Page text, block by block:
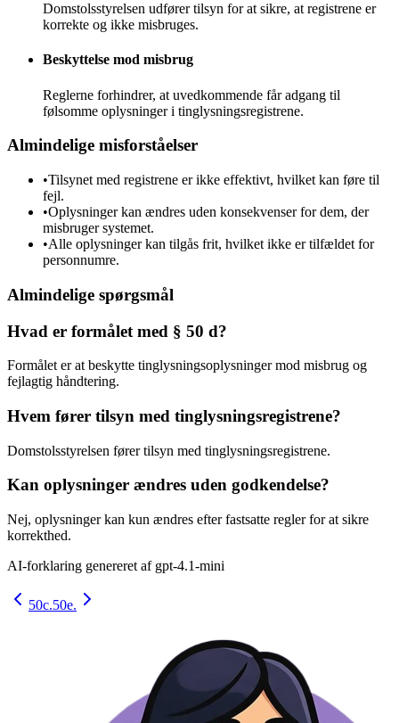
Domstolsstyrelsen udfører tilsyn for at sikre, at registrene er
korrekte og ikke misbruges.
Beskyttelse mod misbrug
Reglerne forhindrer, at uvedkommende får adgang til
følsomme oplysninger i tinglysningsregistrene.
Almindelige misforståelser
•Tilsynet med registrene er ikke effektivt, hvilket kan føre til
fejl.
•Oplysninger kan ændres uden konsekvenser for dem, der
misbruger systemet.
•Alle oplysninger kan tilgås frit, hvilket ikke er tilfældet for
personnumre.
Almindelige spørgsmål
Hvad er formålet med § 50 d?
Formålet er at beskytte tinglysningsoplysninger mod misbrug og
fejlagtig håndtering.
Hvem fører tilsyn med tinglysningsregistrene?
Domstolsstyrelsen fører tilsyn med tinglysningsregistrene.
Kan oplysninger ændres uden godkendelse?
Nej, oplysninger kan kun ændres efter fastsatte regler for at sikre
korrekthed.
AI-forklaring genereret af gpt-4.1-mini
50c.50e.